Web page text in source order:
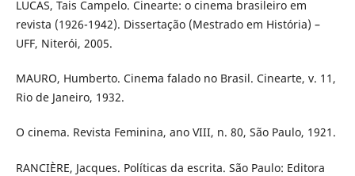
LUCAS, Tais Campelo. Cinearte: o cinema brasileiro em
revista (1926-1942). Dissertação (Mestrado em História) –
UFF, Niterói, 2005.
MAURO, Humberto. Cinema falado no Brasil. Cinearte, v. 11,
Rio de Janeiro, 1932.
O cinema. Revista Feminina, ano VIII, n. 80, São Paulo, 1921.
RANCIÈRE, Jacques. Políticas da escrita. São Paulo: Editora